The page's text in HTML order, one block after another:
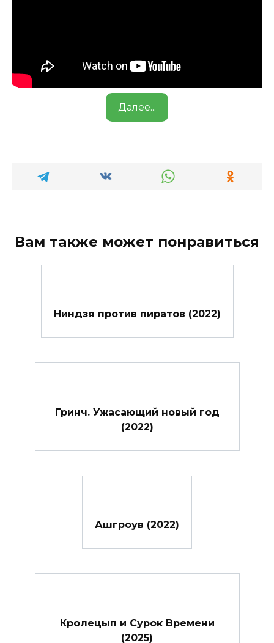
Далее...
Вам также может понравиться
Ниндзя против пиратов (2022)
Гринч. Ужасающий новый год
(2022)
Ашгроув (2022)
Кролецып и Сурок Времени
(2025)